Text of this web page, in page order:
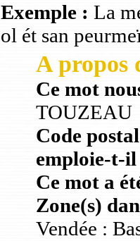
Exemple : La
ol ét san
A propos
Ce mot
TOUZEAU
Code
emploie-t-il
Ce mot a
Zone(s)
Vendée :